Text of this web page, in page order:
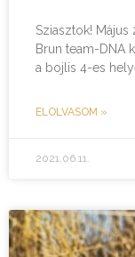
Sziasztok!
Brun team-DNA
a bojlis 4-es
ELOLVASOM »
2021.06.11.